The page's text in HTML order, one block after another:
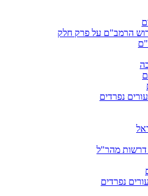
הרמב"ם על פרק חלק
נפרדים
דרשות מהר"ל
נפרדים